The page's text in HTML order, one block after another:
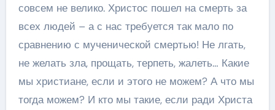
совсем не велико. Христос пошел на смерть за
всех людей – а с нас требуется так мало по
сравнению с мученической смертью! Не лгать,
не желать зла, прощать, терпеть, жалеть… Какие
мы христиане, если и этого не можем? А что мы
тогда можем? И кто мы такие, если ради Христа